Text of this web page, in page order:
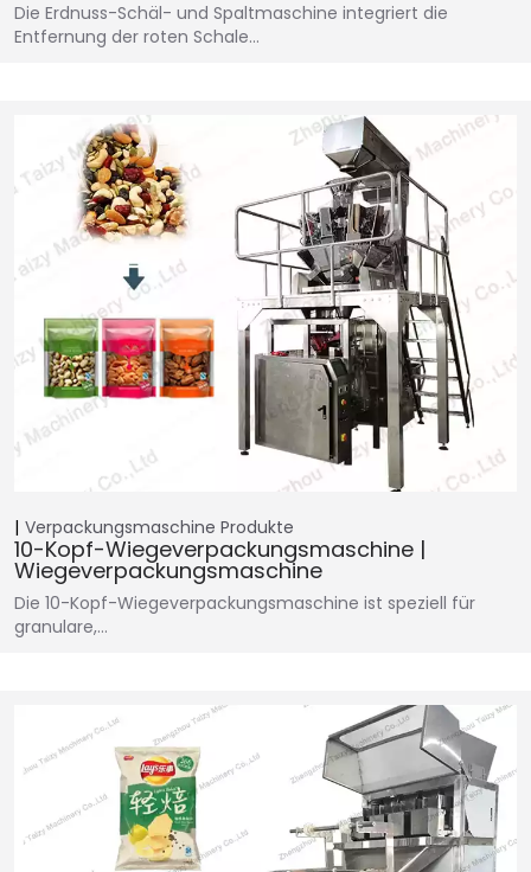
Die Erdnuss-Schäl- und Spaltmaschine integriert die
Entfernung der roten Schale…
Verpackungsmaschine Produkte
10-Kopf-Wiegeverpackungsmaschine |
Wiegeverpackungsmaschine
Die 10-Kopf-Wiegeverpackungsmaschine ist speziell für
granulare,…